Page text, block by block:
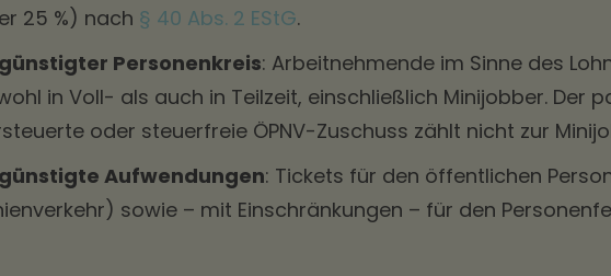
25 %) nach § 40 Abs. 2 EStG.
Personenkreis: Arbeitnehmende im Sinne des
in Voll- als auch in Teilzeit, einschließlich Minijobber. Der
oder steuerfreie ÖPNV-Zuschuss zählt nicht zur
Aufwendungen: Tickets für den öffentlichen
sowie – mit Einschränkungen – für den